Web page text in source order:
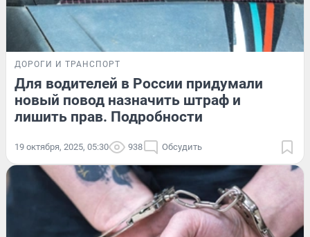
ДОРОГИ И ТРАНСПОРТ
Для водителей в России придумали
новый повод назначить штраф и
лишить прав. Подробности
19 октября, 2025, 05:30 938 Обсудить